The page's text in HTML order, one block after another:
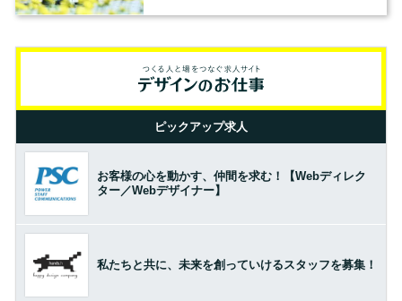
ピックアップ求人
お客様の心を動かす、仲間を求む！【Webディレク
ター／Webデザイナー】
私たちと共に、未来を創っていけるスタッフを募集！